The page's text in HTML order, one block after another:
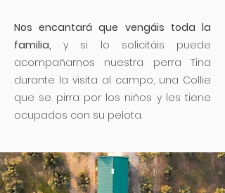
Nos encantará que vengáis toda la
familia, y si lo solicitáis puede
acompañarnos nuestra perra Tina
durante la visita al campo, una Collie
que se pirra por los niños y les tiene
ocupados con su pelota.